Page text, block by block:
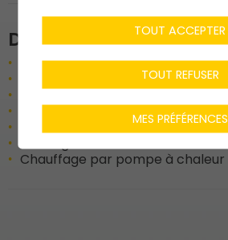
Données techniques
Terrassement3‘870 m3
Surface de vente1‘132 m2
Béton950 m3
Chauffage par pompe à chaleur
TOUT ACCEPTER
TOUT REFUSER
MES PRÉFÉRENCES